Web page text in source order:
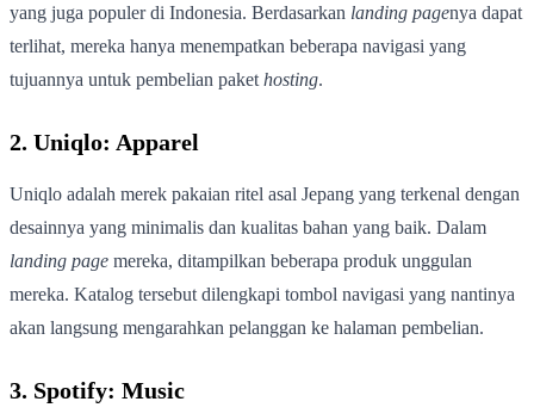
yang juga populer di Indonesia. Berdasarkan landing pagenya dapat
terlihat, mereka hanya menempatkan beberapa navigasi yang
tujuannya untuk pembelian paket hosting.
2. Uniqlo: Apparel
Uniqlo adalah merek pakaian ritel asal Jepang yang terkenal dengan
desainnya yang minimalis dan kualitas bahan yang baik. Dalam
landing page mereka, ditampilkan beberapa produk unggulan
mereka. Katalog tersebut dilengkapi tombol navigasi yang nantinya
akan langsung mengarahkan pelanggan ke halaman pembelian.
3. Spotify: Music